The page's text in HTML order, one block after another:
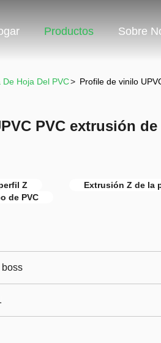
Productos Sobre
De Hoja Del PVC> Profile de vinilo
PVC extrusión
Z
Extrusión Z de la
de PVC
boss